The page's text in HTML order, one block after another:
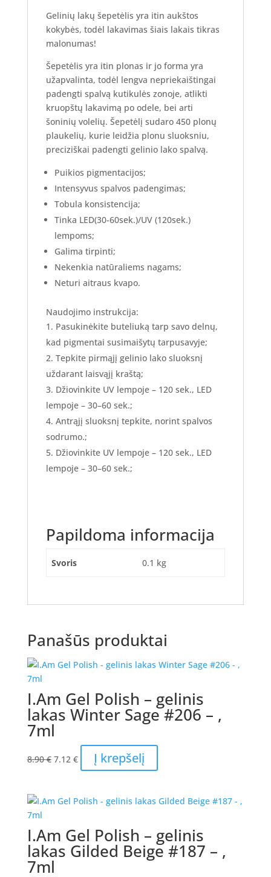
Gelinių lakų šepetėlis yra itin aukštos
kokybės, todėl lakavimas šiais lakais tikras
malonumas!
Šepetėlis yra itin plonas ir jo forma yra
užapvalinta, todėl lengva nepriekaištingai
padengti spalvą kutikulės zonoje, atlikti
kruopštų lakavimą po odele, bei arti
šoninių volelių. Šepetėlį sudaro 450 plonų
plaukelių, kurie leidžia plonu sluoksniu,
preciziškai padengti gelinio lako spalvą.
Puikios pigmentacijos;
Intensyvus spalvos padengimas;
Tobula konsistencija;
Tinka LED(30-60sek.)/UV (120sek.)
lempoms;
Galima tirpinti;
Nekenkia natūraliems nagams;
Neturi aitraus kvapo.
Naudojimo instrukcija:
Pasukinėkite buteliuką tarp savo delnų,
kad pigmentai susimaišytų tarpusavyje;
Tepkite pirmąjį gelinio lako sluoksnį
uždarant laisvąjį kraštą;
Džiovinkite UV lempoje – 120 sek., LED
lempoje – 30–60 sek.;
Antrąjį sluoksnį tepkite, norint spalvos
sodrumo.;
Džiovinkite UV lempoje – 120 sek., LED
lempoje – 30–60 sek.;
Papildoma informacija
Svoris 0.1 kg
Panašūs produktai
I.Am Gel Polish – gelinis
lakas Winter Sage #206 – ,
7ml
8.90€ Original
8.90 €.
7.12 €Current
price
7.12 €.
Į krepšelį
I.Am Gel Polish – gelinis
lakas Gilded Beige #187 – ,
7ml